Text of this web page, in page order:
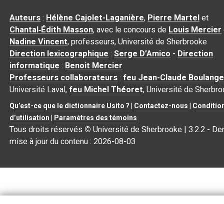
Auteurs : Hélène Cajolet-Laganière, Pierre Martel et
Chantal‑Édith Masson, avec le concours de Louis Mercier
Nadine Vincent, professeurs, Université de Sherbrooke
Direction lexicographique :Serge D’Amico - Direction
informatique : Benoit Mercier
Professeurs collaborateurs :feu Jean-Claude
Université Laval,feu Michel Théoret, Université de
Qu’est-ce que le dictionnaire Usito ? Contactez-nous
d’utilisation
Paramètres des témoins
Tous droits réservés © Université de Sherbrooke |3.2.2 -
mise à jour du contenu :2026-08-03